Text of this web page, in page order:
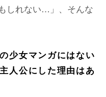
しれない…」、そんな
少女マンガにはない
人公にした理由はあ